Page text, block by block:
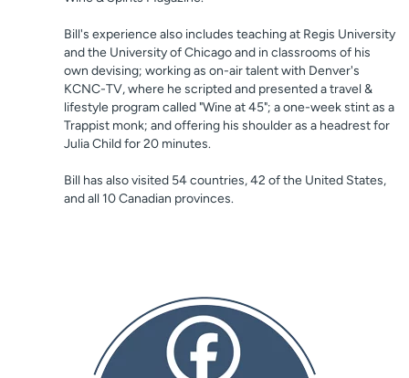
Bill's experience also includes teaching at Regis University
and the University of Chicago and in classrooms of his
own devising; working as on-air talent with Denver's
KCNC-TV, where he scripted and presented a travel &
lifestyle program called "Wine at 45"; a one-week stint as a
Trappist monk; and offering his shoulder as a headrest for
Julia Child for 20 minutes.
Bill has also visited 54 countries, 42 of the United States,
and all 10 Canadian provinces.